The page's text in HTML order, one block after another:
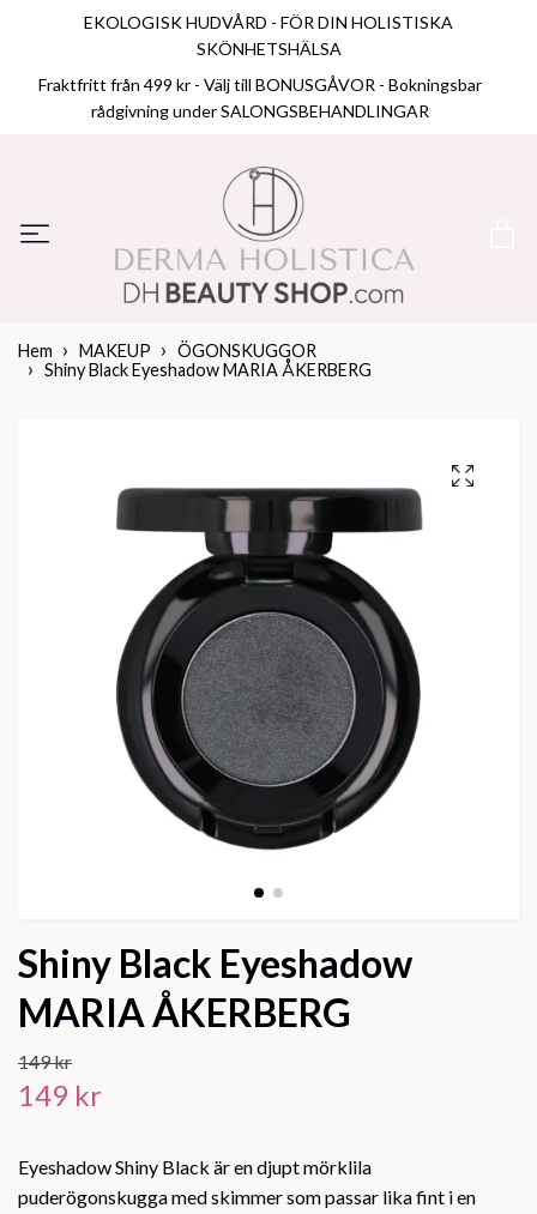
EKOLOGISK HUDVÅRD - FÖR DIN HOLISTISKA
SKÖNHETSHÄLSA
Fraktfritt från 499 kr - Välj till BONUSGÅVOR - Bokningsbar
rådgivning under SALONGSBEHANDLINGAR
Hem MAKEUP
ÖGONSKUGGOR
Shiny Black Eyeshadow MARIA ÅKERBERG
Shiny Black Eyeshadow
MARIA ÅKERBERG
149 kr
149 kr
Eyeshadow Shiny Black är en djupt mörklila
puderögonskugga med skimmer som passar lika fint i en